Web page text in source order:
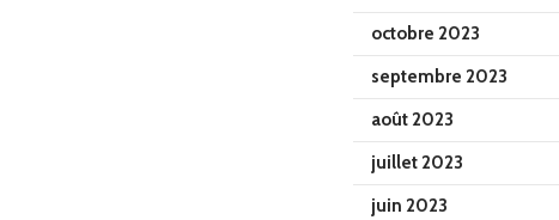
octobre 2023
septembre 2023
août 2023
juillet 2023
juin 2023